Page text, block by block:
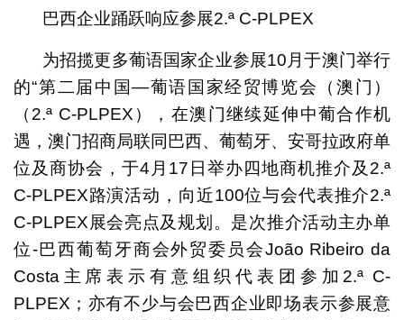
巴西企业踊跃响应参展2.ª C-PLPEX
为招揽更多葡语国家企业参展10月于澳门举行
的“第二届中国—葡语国家经贸博览会（澳门）
（2.ª C-PLPEX），在澳门继续延伸中葡合作机
遇，澳门招商局联同巴西、葡萄牙、安哥拉政府单
位及商协会，于4月17日举办四地商机推介及2.ª
C-PLPEX路演活动，向近100位与会代表推介2.ª
C-PLPEX展会亮点及规划。是次推介活动主办单
位-巴西葡萄牙商会外贸委员会João Ribeiro da
Costa主席表示有意组织代表团参加2.ª C-
PLPEX；亦有不少与会巴西企业即场表示参展意